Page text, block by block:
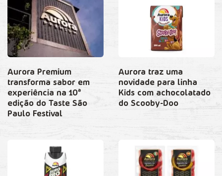
Aurora Premium
transforma sabor em
experiência na 10ª
edição do Taste São
Paulo Festival
Aurora traz uma
novidade para linha
Kids com achocolatado
do Scooby-Doo